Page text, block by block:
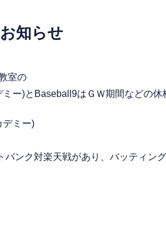
知らせ
室の
ー)とBaseball9はＧＷ期間などの休
デミー)
ンク対楽天戦があり、バッティン